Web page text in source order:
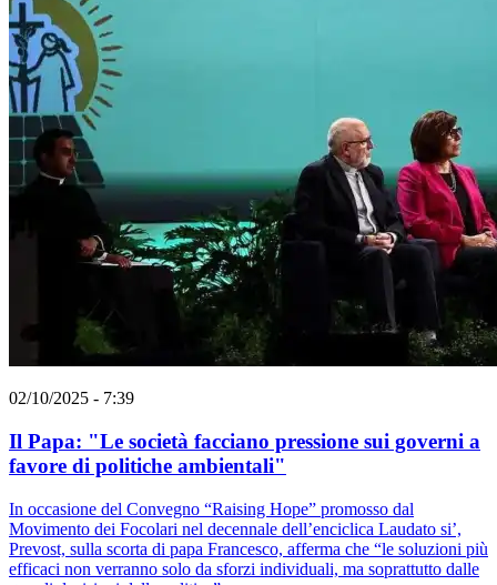
02/10/2025 - 7:39
Il Papa: "Le società facciano pressione sui governi a
favore di politiche ambientali"
In occasione del Convegno “Raising Hope” promosso dal
Movimento dei Focolari nel decennale dell’enciclica Laudato si’,
Prevost, sulla scorta di papa Francesco, afferma che “le soluzioni più
efficaci non verranno solo da sforzi individuali, ma soprattutto dalle